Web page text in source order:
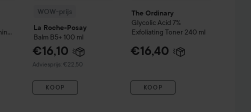
WOW-prijs
La Roche-Posay
Balm B5+ 100 ml
€16,10
Adviesprijs: €22,50
Aanbevolen prijs €22,50
KOOP
The Ordinary
Glycolic Acid 7%
Exfoliating Toner 240 ml
€16,40
KOOP